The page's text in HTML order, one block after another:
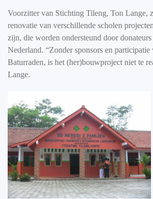
Voorzitter van Stichting Tileng, Ton Lange,
renovatie van verschillende scholen
zijn, die worden ondersteund door
Nederland. “Zonder sponsors en participatie
Baturraden, is het (her)bouwproject niet te
Lange.